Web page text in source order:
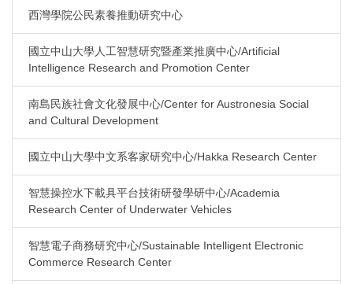
西灣學院公民素養推動研究中心
國立中山大學人工智慧研究暨產業推廣中心/Artificial
Intelligence Research and Promotion Center
南島民族社會文化發展中心/Center for Austronesia Social
and Cultural Development
國立中山大學中文系客家研究中心/Hakka Research Center
智慧操控水下載具平台技術研發學研中心/Academia
Research Center of Underwater Vehicles
智慧電子商務研究中心/Sustainable Intelligent Electronic
Commerce Research Center